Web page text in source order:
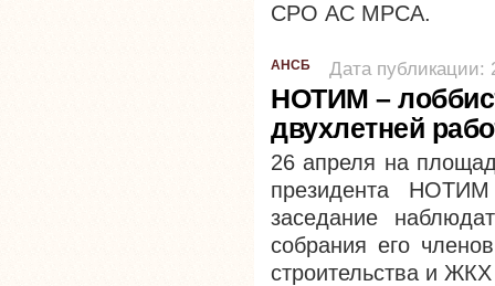
СРО АС МРСА.
АНСБ Дата публикации:
НОТИМ –
двухлетней
26 апреля на
президента
заседание
собрания его
строительства и